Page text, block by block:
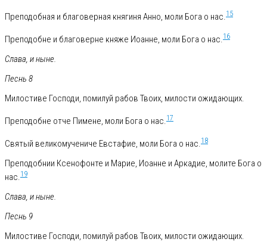
Преподобная и благоверная княгиня Анно, моли Бога о нас.15
Преподобне и благоверне княже Иоанне, моли Бога о нас.16
Слава, и ныне.
Песнь 8
Милостиве Господи, помилуй рабов Твоих, милости ожидающих.
Преподобне отче Пимене, моли Бога о нас.17
Святый великомучениче Евстафие, моли Бога о нас.18
Преподобнии Ксенофонте и Марие, Иоанне и Аркадие, молите Бога о
нас.19
Слава, и ныне.
Песнь 9
Милостиве Господи, помилуй рабов Твоих, милости ожидающих.